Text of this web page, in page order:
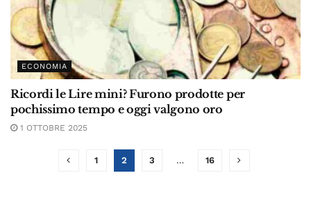
ECONOMIA
Ricordi le Lire mini? Furono prodotte per
pochissimo tempo e oggi valgono oro
1 OTTOBRE 2025
1 2 3 … 16